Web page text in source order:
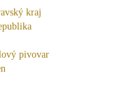
kraj
pivovar